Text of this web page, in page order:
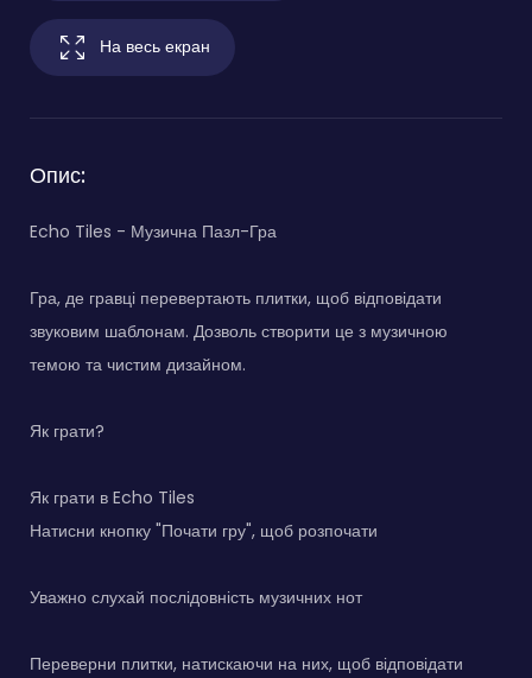
На весь екран
Опис:
Echo Tiles - Музична Пазл-Гра
Гра, де гравці перевертають плитки, щоб відповідати
звуковим шаблонам. Дозволь створити це з музичною
темою та чистим дизайном.
Як грати?
Як грати в Echo Tiles
Натисни кнопку "Почати гру", щоб розпочати
Уважно слухай послідовність музичних нот
Переверни плитки, натискаючи на них, щоб відповідати